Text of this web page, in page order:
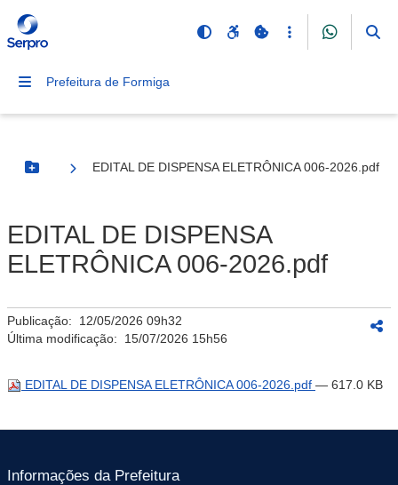
Prefeitura de Formiga
Botão Menu
EDITAL DE DISPENSA ELETRÔNICA 006-2026.pdf
EDITAL DE DISPENSA
ELETRÔNICA 006-2026.pdf
Publicação: 12/05/2026 09h32
Última modificação: 15/07/2026 15h56
EDITAL DE DISPENSA ELETRÔNICA 006-2026.pdf — 617.0 KB
Informações da Prefeitura